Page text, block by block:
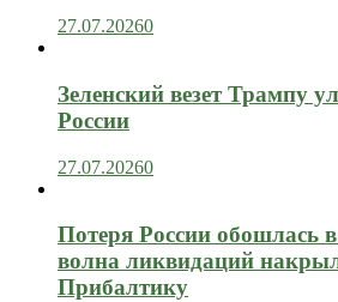
27.07.20260
Зеленский везет Трампу
России
27.07.20260
Потеря России обошлась
волна ликвидаций
Прибалтику